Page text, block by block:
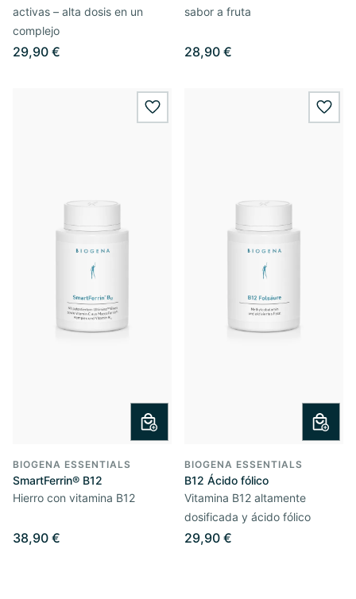
activas – alta dosis en un
complejo
29,90 €
sabor a fruta
28,90 €
wishlist.add
BIOGENA ESSENTIALS
SmartFerrin® B12
Hierro con vitamina B12
38,90 €
BIOGENA ESSENTIALS
B12 Ácido fólico
Vitamina B12 altamente
dosificada y ácido fólico
29,90 €